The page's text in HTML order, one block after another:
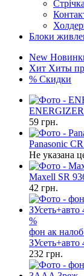
Блоки
New
Хит Хиты
% Скидки
59 грн.
Panasonic
Не указана
Maxell SR
42 грн.
%
фон ак
232 грн.